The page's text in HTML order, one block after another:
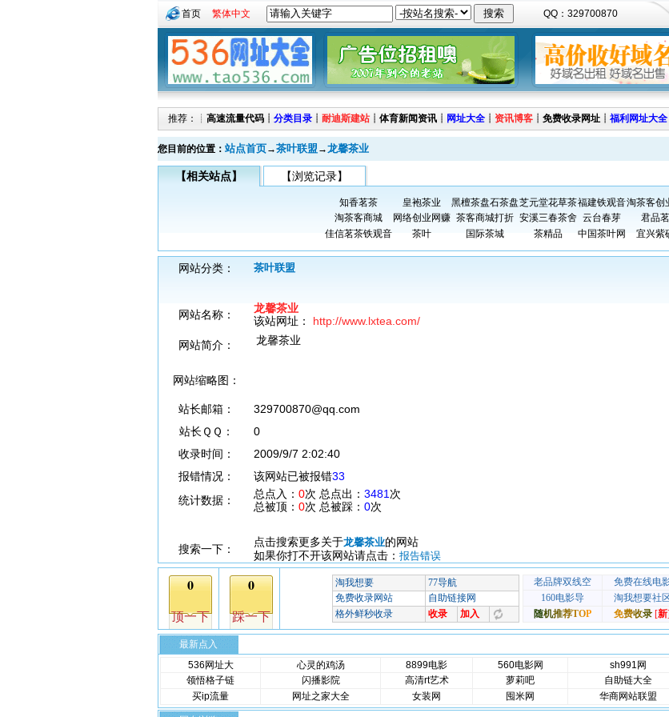
首页 繁体中文 QQ：329700870
推荐：┊ 高速流量代码 ┊ 分类目录 ┊ 耐迪斯建站 ┊ 体育新闻资讯 ┊ 网址大全 ┊ 资讯博客 ┊ 免费收录网址 ┊ 福利网址大全
您目前的位置： 站点首页→茶叶联盟 →龙馨茶业
【相关站点】 【浏览记录】
知香茗茶 皇袍茶业 黑檀茶盘石茶盘芝元堂花草茶福建铁观音淘茶客创
淘茶客商城
网络创业网赚 茶客商城打折 安溪三春茶舍 云台春芽 君品
佳信茗茶铁观音
茶叶 国际茶城 茶精品 中国茶叶网 宜兴紫
网站分类： 茶叶联盟
网站名称：
龙馨茶业
该站网址： http://www.lxtea.com/
网站简介：
龙馨茶业
网站缩略图：
站长邮箱：
329700870@qq.com
站长ＱＱ：
0
收录时间：
2009/9/7 2:02:40
报错情况：
该网站已被报错33
统计数据：
总点入： 0次 总点出： 3481 次
总被顶： 0次 总被踩： 0次
搜索一下：
点击搜索更多关于龙馨茶业的网站
如果你打不开该网站请点击： 报告错误
最新点入
536网址大
心灵的鸡汤 8899电影 560电影网 sh991网
领悟格子链
闪播影院 高清rt艺术 萝莉吧 自助链大全
买ip流量
网址之家大全 女装网 囤米网 华商网站联盟